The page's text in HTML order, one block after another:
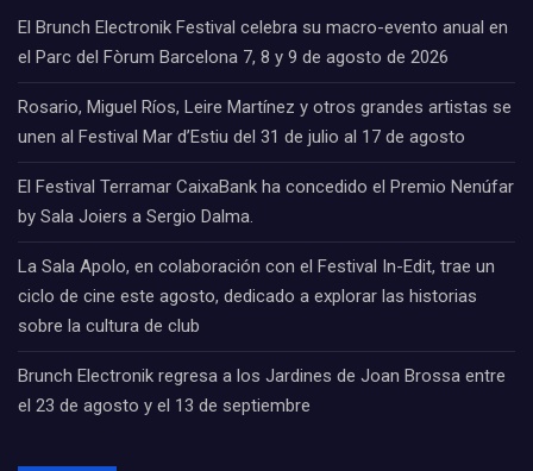
El Brunch Electronik Festival celebra su macro-evento anual en
el Parc del Fòrum Barcelona 7, 8 y 9 de agosto de 2026
Rosario, Miguel Ríos, Leire Martínez y otros grandes artistas se
unen al Festival Mar d’Estiu del 31 de julio al 17 de agosto
El Festival Terramar CaixaBank ha concedido el Premio Nenúfar
by Sala Joiers a Sergio Dalma.
La Sala Apolo, en colaboración con el Festival In-Edit, trae un
ciclo de cine este agosto, dedicado a explorar las historias
sobre la cultura de club
Brunch Electronik regresa a los Jardines de Joan Brossa entre
el 23 de agosto y el 13 de septiembre